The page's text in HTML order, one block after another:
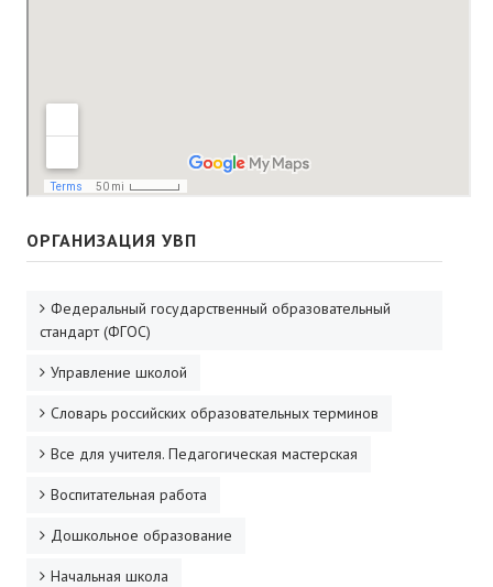
КОНТАКТЫ
ОРГАНИЗАЦИЯ УВП
Федеральный государственный образовательный
стандарт (ФГОС)
Управление школой
Словарь российских образовательных терминов
Все для учителя. Педагогическая мастерская
Воспитательная работа
Дошкольное образование
Начальная школа